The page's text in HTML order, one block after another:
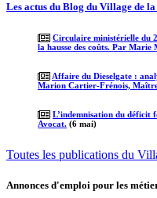
Les actus du Blog du Village de
Circulaire ministérielle du
la hausse des coûts. Par Marie
Affaire du Dieselgate :
Marion Cartier-Frénois,
L’indemnisation du déficit
Avocat. (6 mai)
Toutes les publications du
Annonces d'emploi pour les